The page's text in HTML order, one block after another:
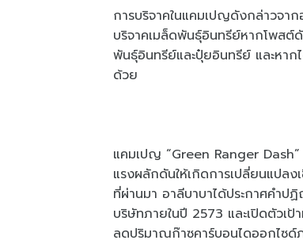
การบริจาคในแคมเปญดังกล่าวจาก
บริจาคเมล็ดพันธุ์อินทรีย์หากโพสต์
พันธุ์อินทรีย์และปุ๋ยอินทรีย์ และหา
ด้วย
แคมเปญ “Green Ranger
แรงผลักดันให้เกิดการเปลี่ยนแปล
ที่ผ่านมา อาลีบาบาได้ประกาศคำป
บริษัทภายในปี 2573 และเปิดตัวเป้
ลดปริมาณก๊าซคาร์บอนไดออกไซด์